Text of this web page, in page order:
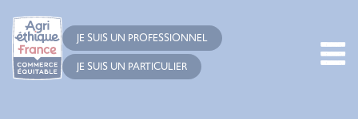
JE SUIS UN PROFESSIONNEL
JE SUIS UN PARTICULIER